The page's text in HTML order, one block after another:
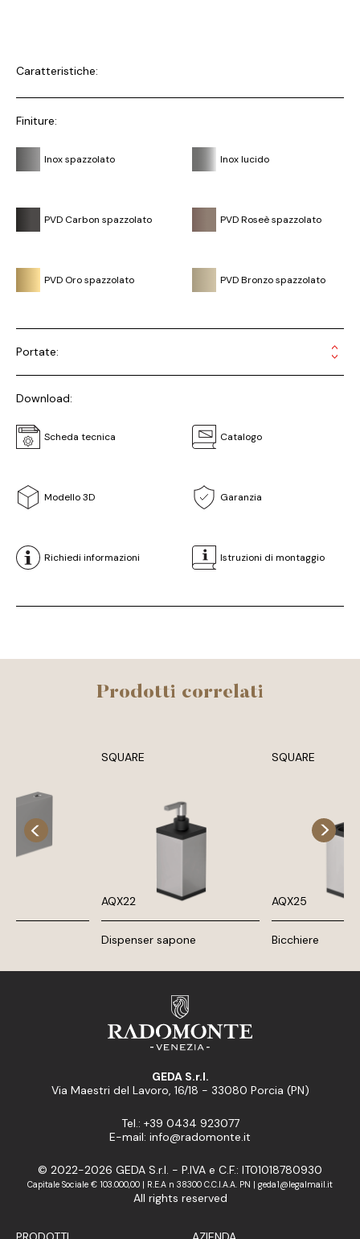
Caratteristiche:
Finiture:
Inox spazzolato Inox lucido
PVD Carbon spazzolato PVD Roseè spazzolato
PVD Oro spazzolato PVD Bronzo spazzolato
Portate:
Download:
Scheda tecnica Catalogo
Modello 3D Garanzia
Richiedi informazioni Istruzioni di montaggio
Prodotti correlati
SQUARE
AQX22
Dispenser sapone
SQUARE
AQX25
Bicchiere
GEDA S.r.l.
Via Maestri del Lavoro, 16/18 - 33080 Porcia (PN)
Tel.: +39 0434 923077
E-mail: info@radomonte.it
© 2022-2026 GEDA S.r.l. - P.IVA e C.F.: IT01018780930
Capitale Sociale € 103.000,00 | R.E.A n 38300 C.C.I.A.A. PN | geda1@legalmail.it
All rights reserved